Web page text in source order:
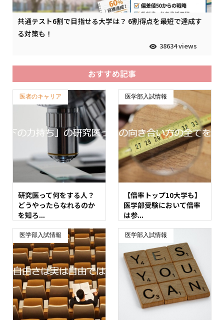
共通テスト6割で目指せる大学は？ 6割得点を最短で達成す
る対策も！
38634 views
おすすめ記事
医者のキャリア
研究医って何をする人？
どうやったらなれるのか
を知ろ...
医学部入試情報
【倍率トップ10大学も】
医学部受験において倍率
は参...
医学部入試情報 医学部入試情報